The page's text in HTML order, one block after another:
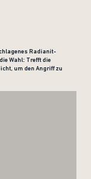
Radianit-
Wahl: Trefft die
um den Angriff zu